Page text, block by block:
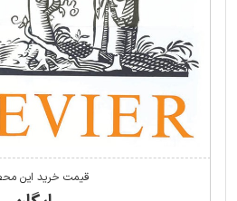
قیمت خرید این